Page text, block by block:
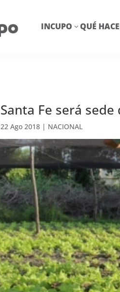
INCUPO 3 QUÉ
Santa Fe será
22 Ago 2018 | NACIONAL